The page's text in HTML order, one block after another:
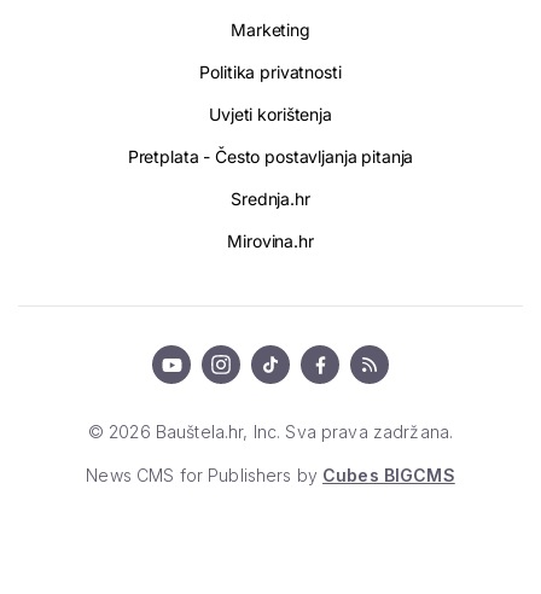
Marketing
Politika privatnosti
Uvjeti korištenja
Pretplata - Često postavljanja pitanja
Srednja.hr
Mirovina.hr
© 2026 Bauštela.hr, Inc. Sva prava zadržana.
News CMS for Publishers by Cubes BIGCMS